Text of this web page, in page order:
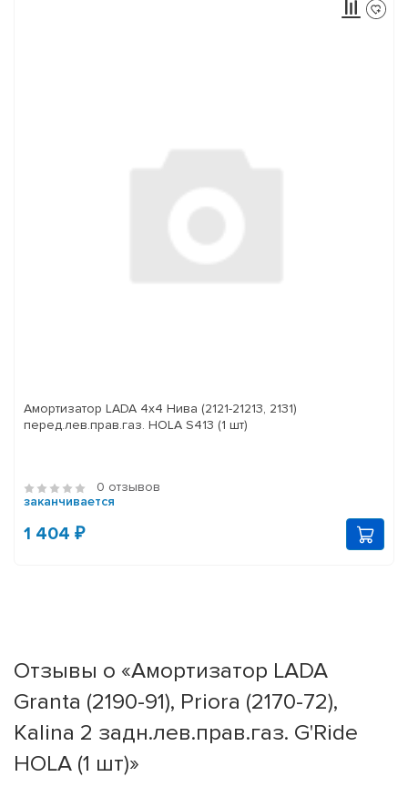
Амортизатор LADA 4x4 Нива (2121-21213, 2131)
перед.лев.прав.газ. HOLA S413 (1 шт)
0 отзывов
заканчивается
1 404 ₽
Отзывы о «Амортизатор LADA
Granta (2190-91), Priora (2170-72),
Kalina 2 задн.лев.прав.газ. G'Ride
HOLA (1 шт)»